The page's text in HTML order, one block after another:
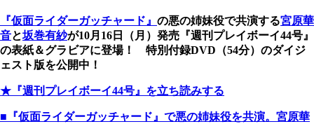
『仮面ライダーガッチャード』 の悪の姉妹役で共演する宮原華
音と坂巻有紗が10月16日（月）発売『週刊プレイボーイ44号』
の表紙＆グラビアに登場！ 特別付録DVD（54分）のダイジ
ェスト版を公開中！
★『週刊プレイボーイ44号』を立ち読みする
■『仮面ライダーガッチャード』で悪の姉妹役を共演。宮原華